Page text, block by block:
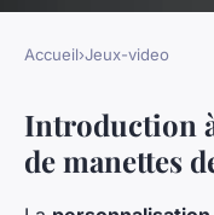
Comment
manette de
Accueil›Jeux-video
Introduction
de manettes